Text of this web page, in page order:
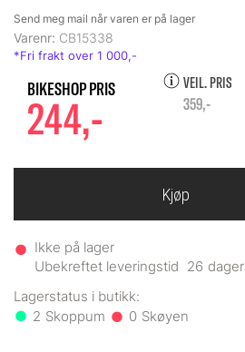
Varenr: CB15338
244,-
VEIL. PRIS
359,-
Ikke på lager
Ubekreftet leveringstid 26 dager
2 0
Kjøp
Send meg mail når varen er på lager